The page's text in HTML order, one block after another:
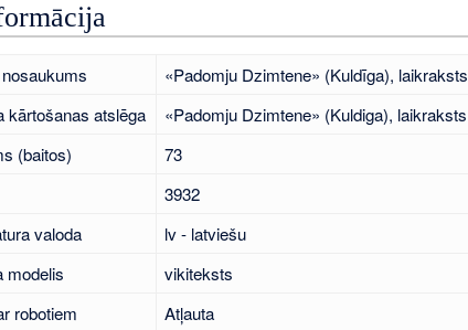
«Padomju Dzimtene» (Kuldīga), laikraksts
kārtošanas atslēga
«Padomju Dzimtene» (Kuldiga), laikraksts
(baitos)
73
3932
valoda
lv - latviešu
modelis
vikiteksts
robotiem
Atļauta